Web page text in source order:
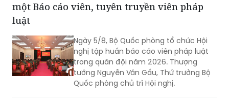
một Báo cáo viên, tuyên truyền viên pháp
luật
Ngày 5/8, Bộ Quốc phòng tổ chức Hội
nghị tập huấn báo cáo viên pháp luật
trong quân đội năm 2026. Thượng
tướng Nguyễn Văn Gấu, Thứ trưởng Bộ
Quốc phòng chủ trì Hội nghị.